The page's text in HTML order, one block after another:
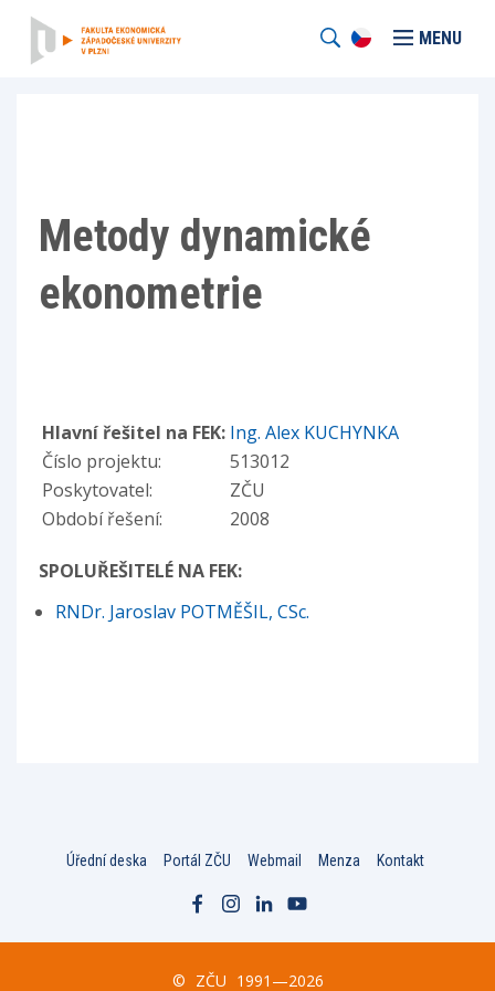
MENU
Metody dynamické
ekonometrie
Hlavní řešitel na FEK: Ing. Alex KUCHYNKA
Číslo projektu:
513012
Poskytovatel:
ZČU
Období řešení:
2008
SPOLUŘEŠITELÉ NA FEK:
RNDr. Jaroslav POTMĚŠIL, CSc.
Úřední deska Portál ZČU Webmail Menza Kontakt
© ZČU 1991—2026